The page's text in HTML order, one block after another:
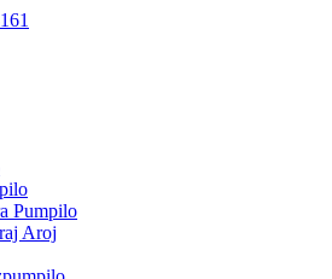
Pumpilo
Aroj